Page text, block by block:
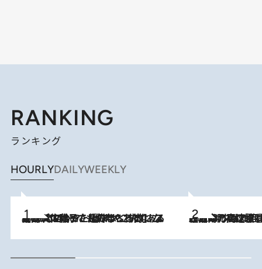
RANKING
ランキング
HOURLYDAILYWEEKLY
2026.8.5
【阿川佐和子さんの年とる力】なぜ70代で始めた趣味は“こんなに楽しい”のか？ ピアノ、俳句…スランプに陥っても続けられる“ある秘訣”とは 2026.8.7
「湘南乃風に憧れて」観客大盛上がりの“タオル回し”に、ラッパー顔負けの高速歌唱まで…さだまさし（74）のアグレッシブすぎる現在地